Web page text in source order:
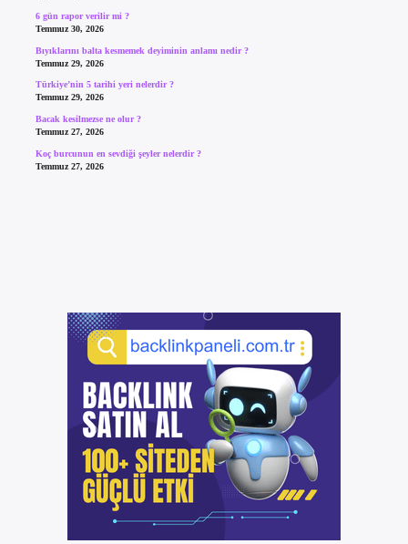
6 gün rapor verilir mi ?
Temmuz 30, 2026
Bıyıklarını balta kesmemek deyiminin anlamı nedir ?
Temmuz 29, 2026
Türkiye’nin 5 tarihi yeri nelerdir ?
Temmuz 29, 2026
Bacak kesilmezse ne olur ?
Temmuz 27, 2026
Koç burcunun en sevdiği şeyler nelerdir ?
Temmuz 27, 2026